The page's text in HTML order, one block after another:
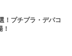
！プチプラ・デパコ